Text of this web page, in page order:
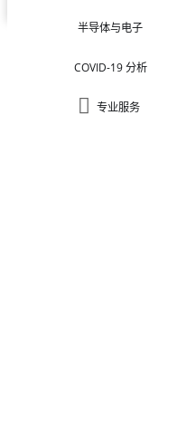
半导体与电子
COVID-19 分析
专业服务